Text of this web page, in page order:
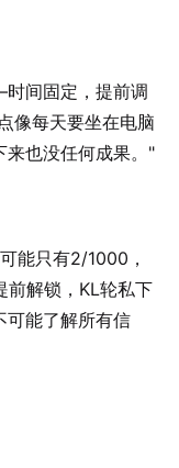
间固定，提前调
像每天要坐在电脑
来也没任何成果。"
能只有2/1000，
前解锁，KL轮私下
可能了解所有信